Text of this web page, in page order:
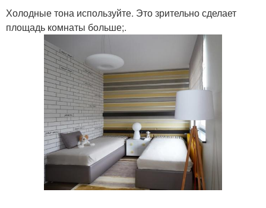
Холодные тона используйте. Это зрительно сделает
площадь комнаты больше;.